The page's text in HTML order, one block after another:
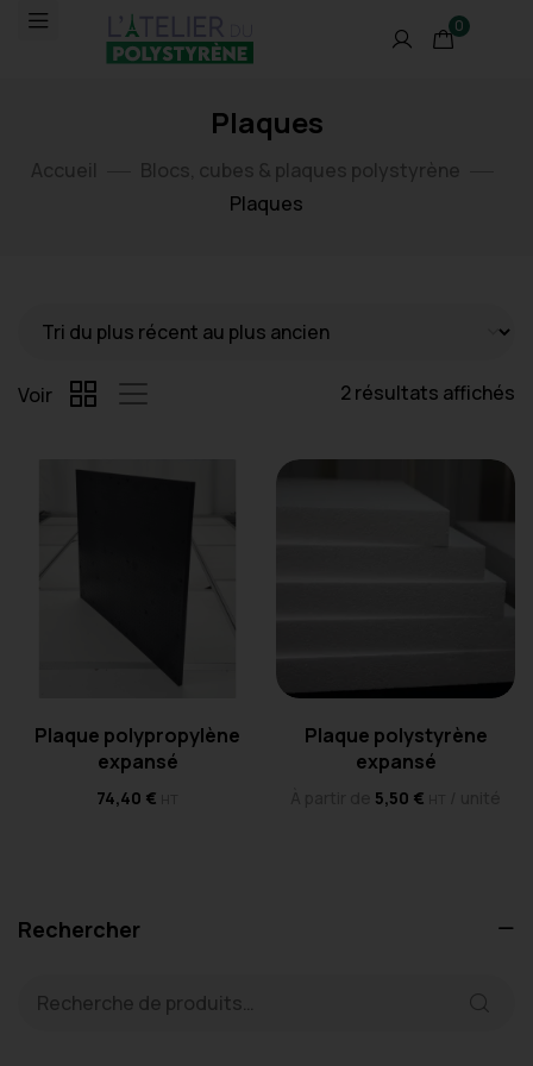
0
Plaques
Accueil
Blocs, cubes & plaques polystyrène
Plaques
2 résultats affichés
Voir
Plaque polypropylène
expansé
74,40 €
Plaque polystyrène
expansé
5,50 €
Rechercher